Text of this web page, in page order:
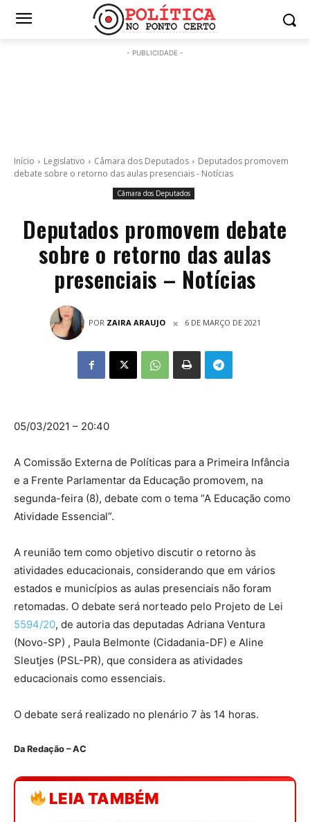
- PUBLICIDADE -
Início Legislativo Câmara dos Deputados
Deputados promovem
debate sobre o retorno das aulas presenciais - Notícias
Câmara dos Deputados
Deputados promovem debate
sobre o retorno das aulas
presenciais – Notícias
POR ZAIRA ARAUJO 6 DE MARÇO DE 2021
05/03/2021 – 20:40
A Comissão Externa de Políticas para a Primeira Infância
e a Frente Parlamentar da Educação promovem, na
segunda-feira (8), debate com o tema “A Educação como
Atividade Essencial”.
A reunião tem como objetivo discutir o retorno às
atividades educacionais, considerando que em vários
estados e municípios as aulas presenciais não foram
retomadas. O debate será norteado pelo Projeto de Lei
5594/20, de autoria das deputadas Adriana Ventura
(Novo-SP) , Paula Belmonte (Cidadania-DF) e Aline
Sleutjes (PSL-PR), que considera as atividades
educacionais como essenciais.
O debate será realizado no plenário 7 às 14 horas.
Da Redação – AC
LEIA TAMBÉM